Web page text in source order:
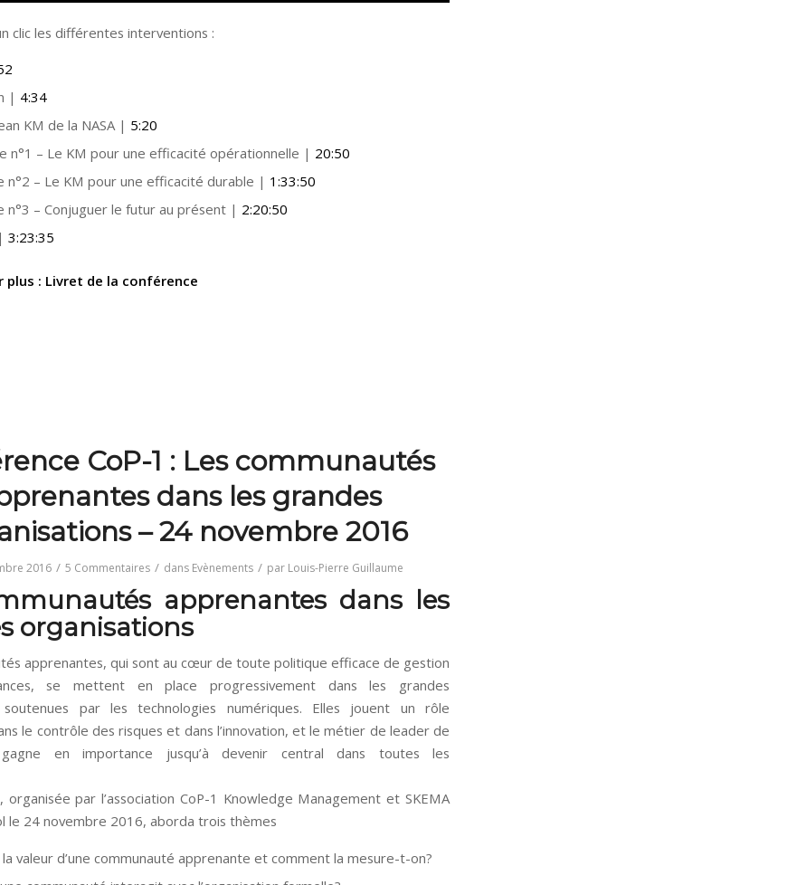
clic les différentes interventions :
| 4:34
KM de la NASA | 5:20
n°1 – Le KM pour une efficacité opérationnelle | 20:50
n°2 – Le KM pour une efficacité durable | 1:33:50
n°3 – Conjuguer le futur au présent | 2:20:50
3:23:35
plus : Livret de la conférence
CoP-1 : Les communautés
dans les grandes
– 24 novembre 2016
2016 / 5 Commentaires / dans Evènements / par Louis-Pierre Guillaume
apprenantes dans les
organisations
apprenantes, qui sont au cœur de toute politique efficace de gestion
se mettent en place progressivement dans les grandes
soutenues par les technologies numériques. Elles jouent un rôle
le contrôle des risques et dans l’innovation, et le métier de leader de
gagne en importance jusqu’à devenir central dans toutes les
par l’association CoP-1 Knowledge Management et SKEMA
le 24 novembre 2016, aborda trois thèmes
valeur d’une communauté apprenante et comment la mesure-t-on?